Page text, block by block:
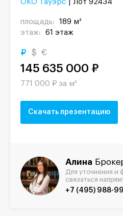
ОКО Тауэрс | Лот 92434
площадь:
189 м²
этаж:
61 этаж
₽ $ €
145 635 000 ₽
771 000 ₽ за м²
Скачать презентацию
Алина
Для уточнения и
связаться
+7 (495) 988-